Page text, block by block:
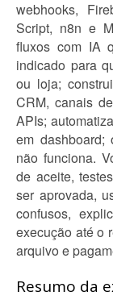
webhooks,
Script, n8n e
fluxos com IA
indicado para
ou loja;
CRM, canais
APIs;
em
não funciona.
de aceite,
ser aprovada,
confusos,
execução até o
arquivo e
Resumo da